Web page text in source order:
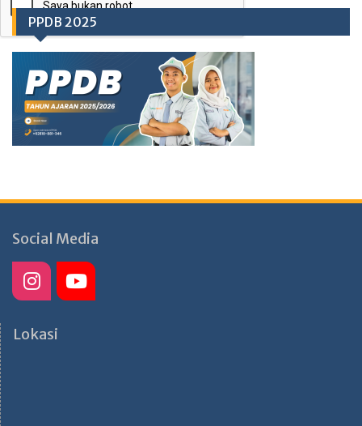
PPDB 2025
Social Media
Lokasi